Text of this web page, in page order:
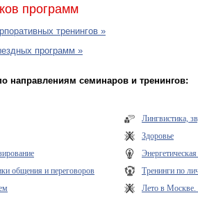
программ
тренингов »
программ »
направлениям семинаров и тренингов:
общения и переговоров
Лингвистика,
Здоровье
Тренинги по
Лето в